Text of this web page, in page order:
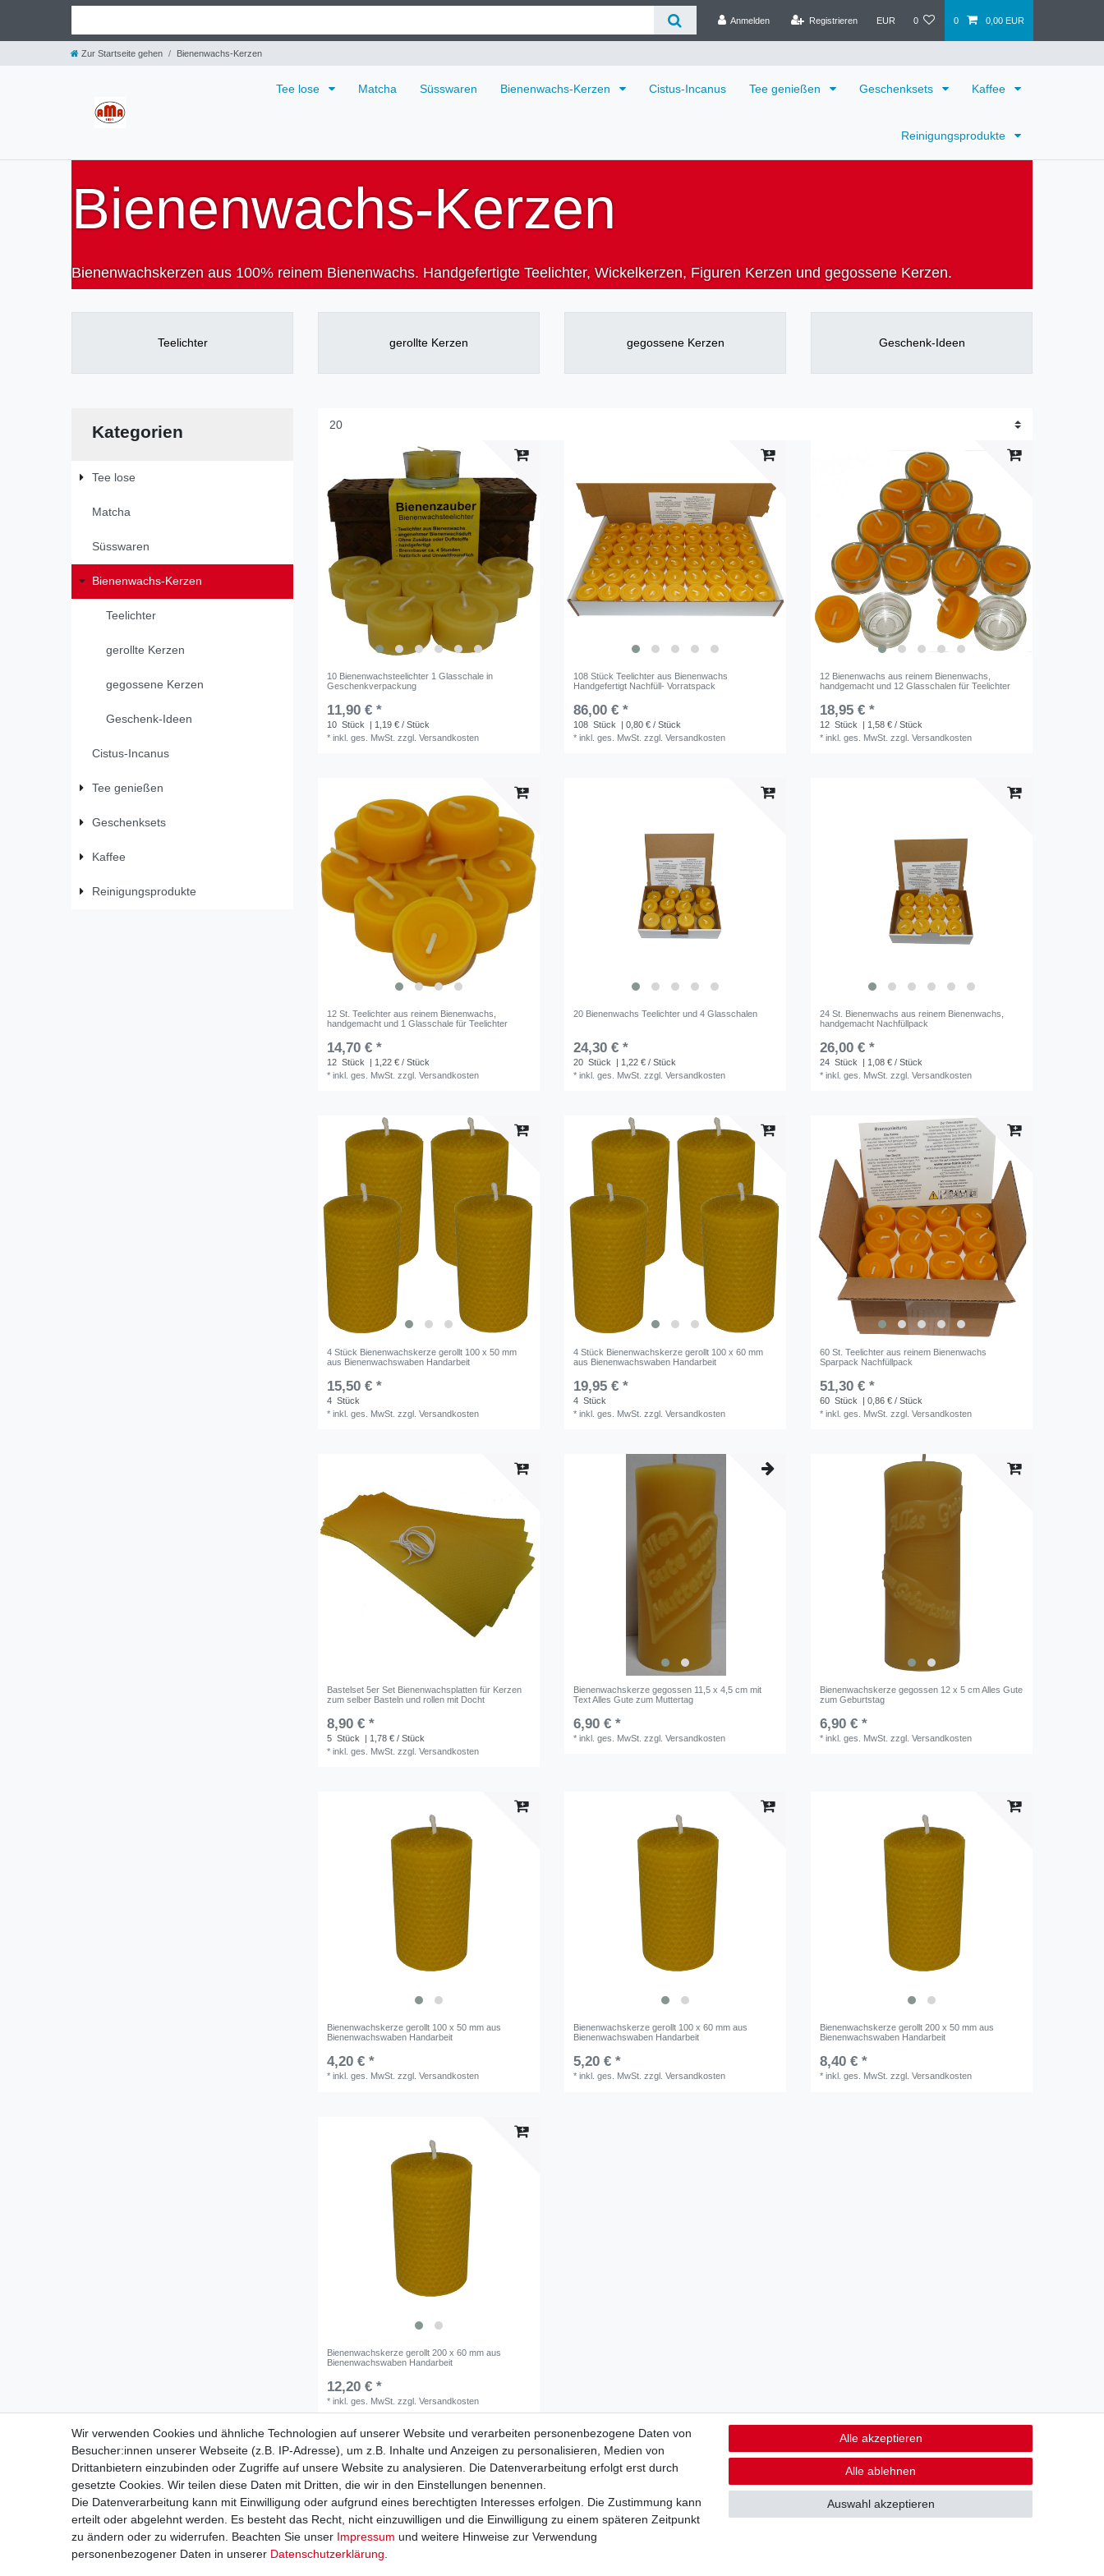
Anmelden Registrieren EUR 0 0 0,00 EUR
Zur Startseite gehen Bienenwachs-Kerzen
Tee lose Matcha Süsswaren Bienenwachs-Kerzen Cistus-Incanus Tee genießen Geschenksets Kaffee
Reinigungsprodukte
Bienenwachs-Kerzen
Bienenwachskerzen aus 100% reinem Bienenwachs. Handgefertigte Teelichter, Wickelkerzen, Figuren Kerzen und gegossene Kerzen.
Teelichter gerollte Kerzen gegossene Kerzen Geschenk-Ideen
Kategorien
Tee lose
Matcha
Süsswaren
Bienenwachs-Kerzen
Teelichter
gerollte Kerzen
gegossene Kerzen
Geschenk-Ideen
Cistus-Incanus
Tee genießen
Geschenksets
Kaffee
Reinigungsprodukte
10 Bienenwachsteelichter 1 Glasschale in
Geschenkverpackung
11,90 € *
10 Stück
| 1,19 € / Stück
*inkl. ges. MwSt. zzgl.Versandkosten
108 Stück Teelichter aus Bienenwachs
Handgefertigt Nachfüll- Vorratspack
86,00 € *
108 Stück
| 0,80 € / Stück
*inkl. ges. MwSt. zzgl.Versandkosten
12 Bienenwachs aus reinem Bienenwachs,
handgemacht und 12 Glasschalen für Teelichter
18,95 € *
12 Stück
| 1,58 € / Stück
*inkl. ges. MwSt. zzgl.Versandkosten
12 St. Teelichter aus reinem Bienenwachs,
handgemacht und 1 Glasschale für Teelichter
14,70 € *
12 Stück
| 1,22 € / Stück
*inkl. ges. MwSt. zzgl.Versandkosten
20 Bienenwachs Teelichter und 4 Glasschalen
24,30 € *
20 Stück
| 1,22 € / Stück
*inkl. ges. MwSt. zzgl.Versandkosten
24 St. Bienenwachs aus reinem Bienenwachs,
handgemacht Nachfüllpack
26,00 € *
24 Stück
| 1,08 € / Stück
*inkl. ges. MwSt. zzgl.Versandkosten
4 Stück Bienenwachskerze gerollt 100 x 50 mm
aus Bienenwachswaben Handarbeit
15,50 € *
4 Stück
*inkl. ges. MwSt. zzgl.Versandkosten
4 Stück Bienenwachskerze gerollt 100 x 60 mm
aus Bienenwachswaben Handarbeit
19,95 € *
4 Stück
*inkl. ges. MwSt. zzgl.Versandkosten
60 St. Teelichter aus reinem Bienenwachs
Sparpack Nachfüllpack
51,30 € *
60 Stück
| 0,86 € / Stück
*inkl. ges. MwSt. zzgl.Versandkosten
Bastelset 5er Set Bienenwachsplatten für Kerzen
zum selber Basteln und rollen mit Docht
8,90 € *
5 Stück
| 1,78 € / Stück
*inkl. ges. MwSt. zzgl.Versandkosten
Bienenwachskerze gegossen 11,5 x 4,5 cm mit
Text Alles Gute zum Muttertag
6,90 € *
*inkl. ges. MwSt. zzgl.Versandkosten
Bienenwachskerze gegossen 12 x 5 cm Alles Gute
zum Geburtstag
6,90 € *
*inkl. ges. MwSt. zzgl.Versandkosten
Bienenwachskerze gerollt 100 x 50 mm aus
Bienenwachswaben Handarbeit
4,20 € *
*inkl. ges. MwSt. zzgl.Versandkosten
Bienenwachskerze gerollt 100 x 60 mm aus
Bienenwachswaben Handarbeit
5,20 € *
*inkl. ges. MwSt. zzgl.Versandkosten
Bienenwachskerze gerollt 200 x 50 mm aus
Bienenwachswaben Handarbeit
8,40 € *
*inkl. ges. MwSt. zzgl.Versandkosten
Bienenwachskerze gerollt 200 x 60 mm aus
Bienenwachswaben Handarbeit
12,20 € *
*inkl. ges. MwSt. zzgl.Versandkosten
Schnelle Lieferung Ab 49,00€ Kostenloser Versand in Deutschland 14 Tage Rückgaberecht (Ausnahme Lebensmittel)
Wir verwenden Cookies und ähnliche Technologien auf unserer Website und verarbeiten personenbezogene Daten von
Besucher:innen unserer Webseite (z.B. IP-Adresse), um z.B. Inhalte und Anzeigen zu personalisieren, Medien von
Drittanbietern einzubinden oder Zugriffe auf unsere Website zu analysieren. Die Datenverarbeitung erfolgt erst durch
gesetzte Cookies. Wir teilen diese Daten mit Dritten, die wir in den Einstellungen benennen.
Die Datenverarbeitung kann mit Einwilligung oder aufgrund eines berechtigten Interesses erfolgen. Die Zustimmung kann
erteilt oder abgelehnt werden. Es besteht das Recht, nicht einzuwilligen und die Einwilligung zu einem späteren Zeitpunkt
zu ändern oder zu widerrufen. Beachten Sie unser Impressum und weitere Hinweise zur Verwendung
personenbezogener Daten in unserer Daten­schutz­erklärung
Alle akzeptieren
Alle ablehnen
Auswahl akzeptieren